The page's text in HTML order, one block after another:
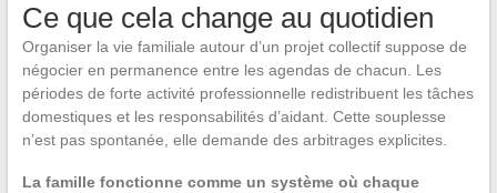
Ce que cela change au quotidien
Organiser la vie familiale autour d’un projet collectif suppose de
négocier en permanence entre les agendas de chacun. Les
périodes de forte activité professionnelle redistribuent les tâches
domestiques et les responsabilités d’aidant. Cette souplesse
n’est pas spontanée, elle demande des arbitrages explicites.
La famille fonctionne comme un système où chaque